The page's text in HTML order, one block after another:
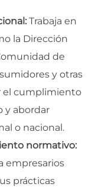
Trabaja en
la Dirección
de
y otras
el cumplimiento
y abordar
o nacional.
normativo:
empresarios
prácticas